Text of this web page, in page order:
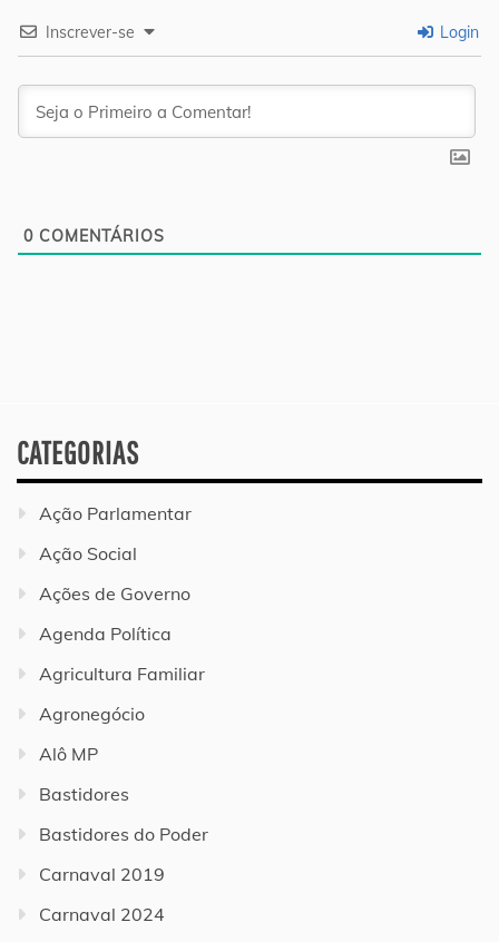
Inscrever-se Login
0 COMENTÁRIOS
CATEGORIAS
Ação Parlamentar
Ação Social
Ações de Governo
Agenda Política
Agricultura Familiar
Agronegócio
Alô MP
Bastidores
Bastidores do Poder
Carnaval 2019
Carnaval 2024